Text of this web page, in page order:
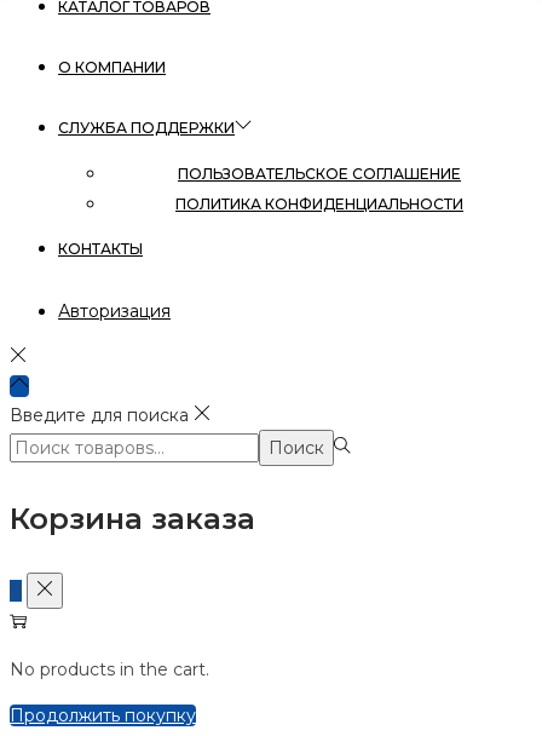
КАТАЛОГ ТОВАРОВ
О КОМПАНИИ
СЛУЖБА ПОДДЕРЖКИ
ПОЛЬЗОВАТЕЛЬСКОЕ СОГЛАШЕНИЕ
ПОЛИТИКА КОНФИДЕНЦИАЛЬНОСТИ
КОНТАКТЫ
Авторизация
Введите для поиска
Поиск:>
Поиск
Корзина заказа
0
No products in the cart.
Продолжить покупку